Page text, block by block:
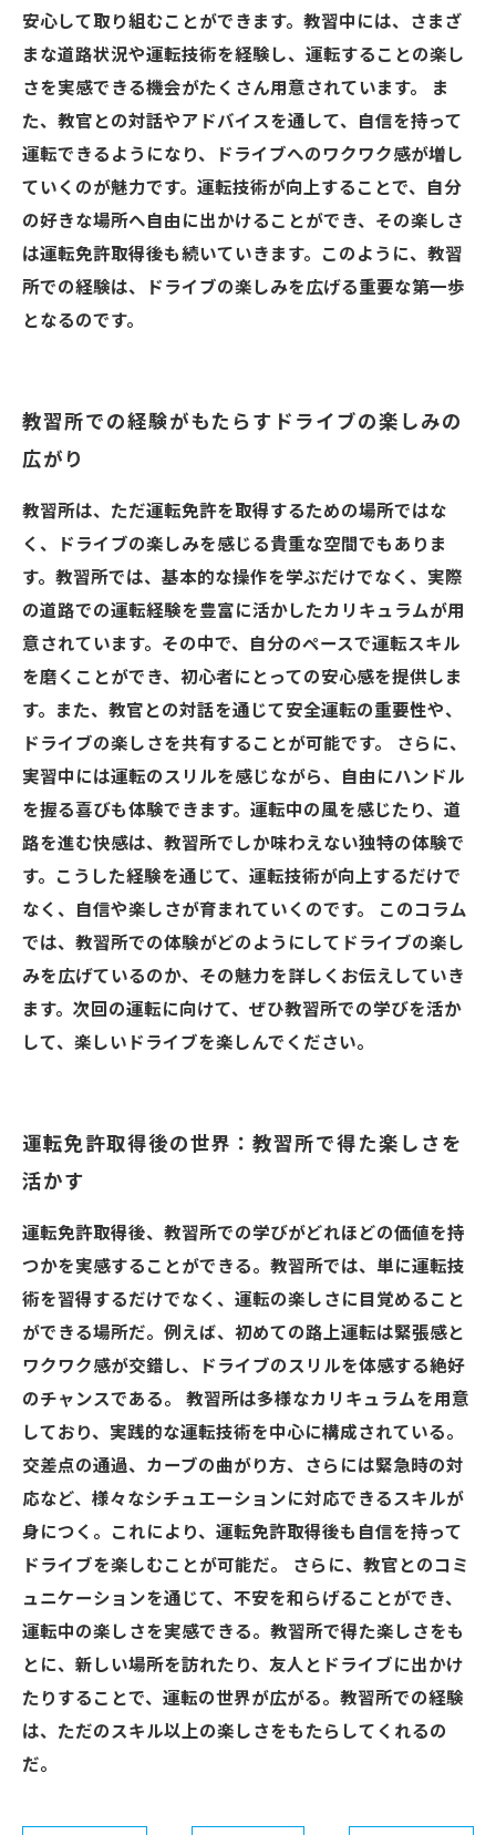
安心して取り組むことができます。教習中には、さまざ
まな道路状況や運転技術を経験し、運転することの楽し
さを実感できる機会がたくさん用意されています。 ま
た、教官との対話やアドバイスを通して、自信を持って
運転できるようになり、ドライブへのワクワク感が増し
ていくのが魅力です。運転技術が向上することで、自分
の好きな場所へ自由に出かけることができ、その楽しさ
は運転免許取得後も続いていきます。このように、教習
所での経験は、ドライブの楽しみを広げる重要な第一歩
となるのです。
教習所での経験がもたらすドライブの楽しみの
広がり
教習所は、ただ運転免許を取得するための場所ではな
く、ドライブの楽しみを感じる貴重な空間でもありま
す。教習所では、基本的な操作を学ぶだけでなく、実際
の道路での運転経験を豊富に活かしたカリキュラムが用
意されています。その中で、自分のペースで運転スキル
を磨くことができ、初心者にとっての安心感を提供しま
す。また、教官との対話を通じて安全運転の重要性や、
ドライブの楽しさを共有することが可能です。 さらに、
実習中には運転のスリルを感じながら、自由にハンドル
を握る喜びも体験できます。運転中の風を感じたり、道
路を進む快感は、教習所でしか味わえない独特の体験で
す。こうした経験を通じて、運転技術が向上するだけで
なく、自信や楽しさが育まれていくのです。 このコラム
では、教習所での体験がどのようにしてドライブの楽し
みを広げているのか、その魅力を詳しくお伝えしていき
ます。次回の運転に向けて、ぜひ教習所での学びを活か
して、楽しいドライブを楽しんでください。
運転免許取得後の世界：教習所で得た楽しさを
活かす
運転免許取得後、教習所での学びがどれほどの価値を持
つかを実感することができる。教習所では、単に運転技
術を習得するだけでなく、運転の楽しさに目覚めること
ができる場所だ。例えば、初めての路上運転は緊張感と
ワクワク感が交錯し、ドライブのスリルを体感する絶好
のチャンスである。 教習所は多様なカリキュラムを用意
しており、実践的な運転技術を中心に構成されている。
交差点の通過、カーブの曲がり方、さらには緊急時の対
応など、様々なシチュエーションに対応できるスキルが
身につく。これにより、運転免許取得後も自信を持って
ドライブを楽しむことが可能だ。 さらに、教官とのコミ
ュニケーションを通じて、不安を和らげることができ、
運転中の楽しさを実感できる。教習所で得た楽しさをも
とに、新しい場所を訪れたり、友人とドライブに出かけ
たりすることで、運転の世界が広がる。教習所での経験
は、ただのスキル以上の楽しさをもたらしてくれるの
だ。